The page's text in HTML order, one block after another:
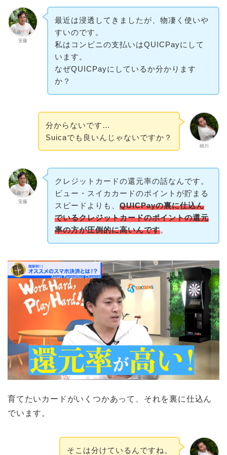
安藤
最近は浸透してきましたが、物凄く使いや
すいのです。
私はコンビニの支払いはQUICPayにして
います。
なぜQUICPayにしているか分かります
か？
細川
分からないです…
Suicaでも良いんじゃないですか？
安藤
クレジットカードの還元率の話なんです。
ビュー・スイカカードのポイントが貯まる
スピードよりも、 QUICPayの裏に仕込ん
でいるクレジットカードのポイントの還元
率の方が圧倒的に高いんです。
育てたいカードがいくつかあって、それを裏に仕込ん
でいます。
そこは分けているんですね。